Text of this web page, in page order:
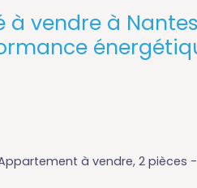
à vendre à
à vendre, 2 pièces